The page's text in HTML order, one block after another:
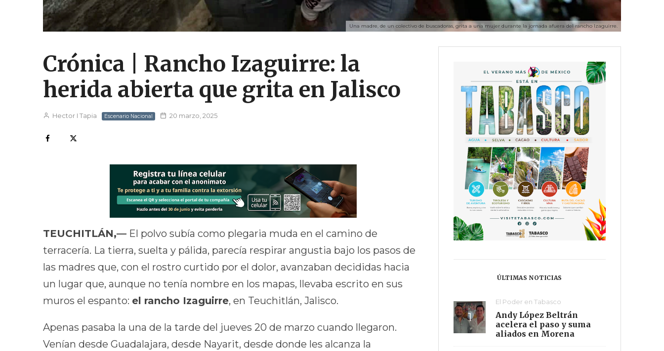
Una madre, de un colectivo de buscadoras, grita a una mujer durante la jornada afuera del rancho Izaguirre.
Crónica | Rancho Izaguirre: la
herida abierta que grita en Jalisco
Hector I Tapia Escenario Nacional 20 marzo, 2025
TEUCHITLÁN,— El polvo subía como plegaria muda en el camino de
terracería. La tierra, suelta y pálida, parecía respirar angustia bajo los pasos de
las madres que, con el rostro curtido por el dolor, avanzaban decididas hacia
un lugar que, aunque no tenía nombre en los mapas, llevaba escrito en sus
muros el espanto: el rancho Izaguirre, en Teuchitlán, Jalisco.
Apenas pasaba la una de la tarde del jueves 20 de marzo cuando llegaron.
Venían desde Guadalajara, desde Nayarit, desde donde les alcanza la
ÚLTIMAS NOTICIAS
El Poder en Tabasco
Andy López Beltrán
acelera el paso y suma
aliados en Morena